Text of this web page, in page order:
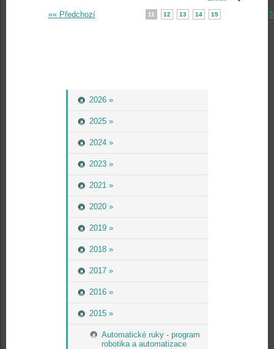
2026 »
2025 »
2024 »
2023 »
2021 »
2020 »
2019 »
2018 »
2017 »
2016 »
2015 »
Automatické ruky - program
robotika a automatizace
«« Předchozí 11 12 13 14 15